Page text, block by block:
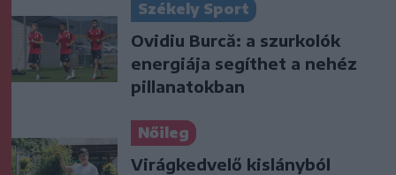
Székely Sport
Ovidiu Burcă: a szurkolók
energiája segíthet a nehéz
pillanatokban
Nőileg
Virágkedvelő kislányból